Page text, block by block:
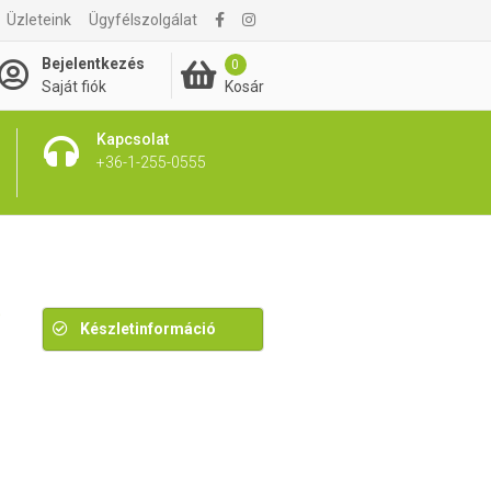
Üzleteink Ügyfélszolgálat
Bejelentkezés
Saját fiók
0
Kosár
Kapcsolat
+36-1-255-0555
3 950 Ft
Készletinformáció